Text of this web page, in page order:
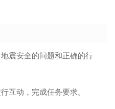
震安全的问题和正确的行
互动，完成任务要求。